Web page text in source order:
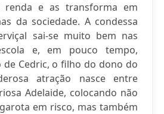
renda e as transforma em
da sociedade. A condessa
sai-se muito bem nas
e, em pouco tempo,
de Cedric, o filho do dono do
atração nasce entre
Adelaide, colocando não
em risco, mas também